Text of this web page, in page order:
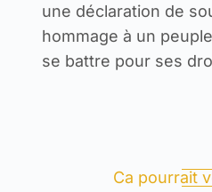
une déclaration de
hommage à un
se battre pour ses
Ca pourrait